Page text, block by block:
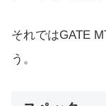
それではGATE
う。